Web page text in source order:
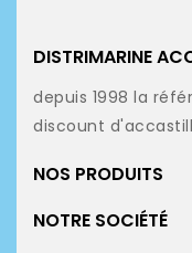
DISTRIMARINE
depuis 1998 la
discount
NOS PRODUITS
NOTRE SOCIÉTÉ